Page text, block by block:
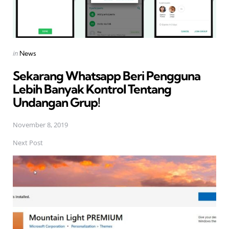
Posted
in News
Sekarang Whatsapp Beri Pengguna
Lebih Banyak Kontrol Tentang
Undangan Grup!
November 8, 2019
Next Post